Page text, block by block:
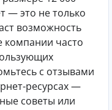
— это не только
возможность
компании часто
с отзывами
ресурсах —
советы или